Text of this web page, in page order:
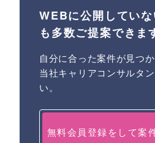
WEBに公開してい
も多数ご提案できま
自分に合った案件が見つ
当社キャリアコンサルタ
い。
無料会員登録をして案